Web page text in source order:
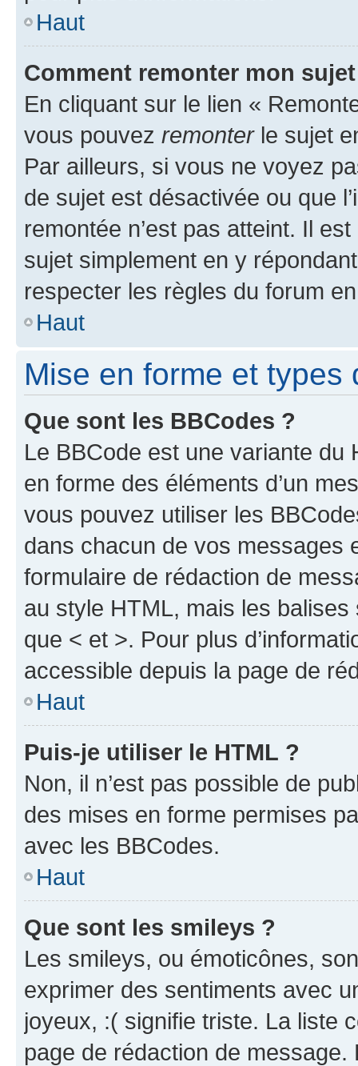
Haut
Comment remonter mon
En cliquant sur le lien «
vous pouvez remonterle sujet
Par ailleurs, si vous ne voyez
de sujet est désactivée ou que
remontée n’est pas atteint. Il
sujet simplement en y
respecter les règles du forum
Haut
Mise en forme et types
Que sont les BBCodes ?
Le BBCode est une variante du
en forme des éléments d’un
vous pouvez utiliser les
dans chacun de vos messages
formulaire de rédaction de
au style HTML, mais les
que < et >. Pour plus
accessible depuis la page de
Haut
Puis-je utiliser le HTML ?
Non, il n’est pas possible de
des mises en forme permises
avec les BBCodes.
Haut
Que sont les smileys ?
Les smileys, ou émoticônes,
exprimer des sentiments avec
joyeux, :( signifie triste. La liste
page de rédaction de